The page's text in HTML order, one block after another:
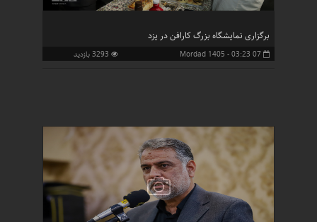
برگزاری نمایشگاه بزرگ کارافن در یزد
07 Mordad 1405 - 03:23 3293 بازدید